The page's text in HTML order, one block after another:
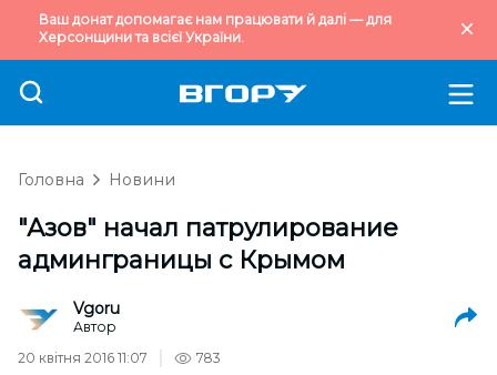
Ваш донат допомагає нам працювати й далі — для
Херсонщини та всієї України.
Головна Новини
"Азов" начал патрулирование
админграницы с Крымом
Vgoru
Автор
20 квітня 2016 11:07
783